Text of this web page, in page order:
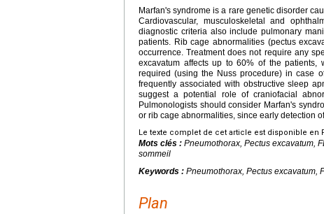
Marfan's syndrome is a rare genetic disorder
Cardiovascular, musculoskeletal and
diagnostic criteria also include pulmonary
patients. Rib cage abnormalities (pectus
occurrence. Treatment does not require any
excavatum affects up to 60% of the patients,
required (using the Nuss procedure) in case
frequently associated with obstructive sleep
suggest a potential role of craniofacial
Pulmonologists should consider Marfan's
or rib cage abnormalities, since early detection
Le texte complet de cet article est disponible en
Mots clés : Pneumothorax, Pectus excavatum,
sommeil
Keywords : Pneumothorax, Pectus excavatum,
Plan